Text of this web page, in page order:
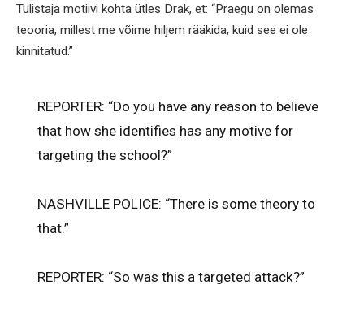
Tulistaja motiivi kohta ütles Drak, et: “Praegu on olemas
teooria, millest me võime hiljem rääkida, kuid see ei ole
kinnitatud.”
REPORTER: “Do you have any reason to believe
that how she identifies has any motive for
targeting the school?”
NASHVILLE POLICE: “There is some theory to
that.”
REPORTER: “So was this a targeted attack?”